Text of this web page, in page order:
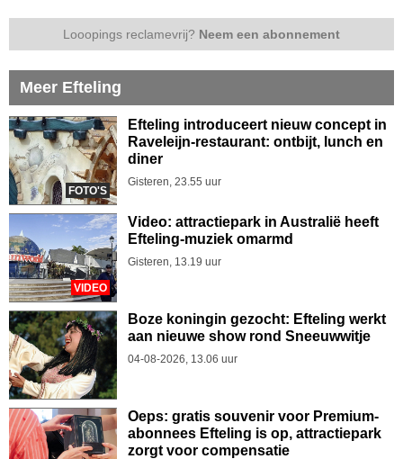
Looopings reclamevrij? Neem een abonnement
Meer Efteling
FOTO'S
Efteling introduceert nieuw concept in
Raveleijn-restaurant: ontbijt, lunch en
diner
Gisteren, 23.55 uur
VIDEO
Video: attractiepark in Australië heeft
Efteling-muziek omarmd
Gisteren, 13.19 uur
Boze koningin gezocht: Efteling werkt
aan nieuwe show rond Sneeuwwitje
04-08-2026, 13.06 uur
Oeps: gratis souvenir voor Premium-
abonnees Efteling is op, attractiepark
zorgt voor compensatie